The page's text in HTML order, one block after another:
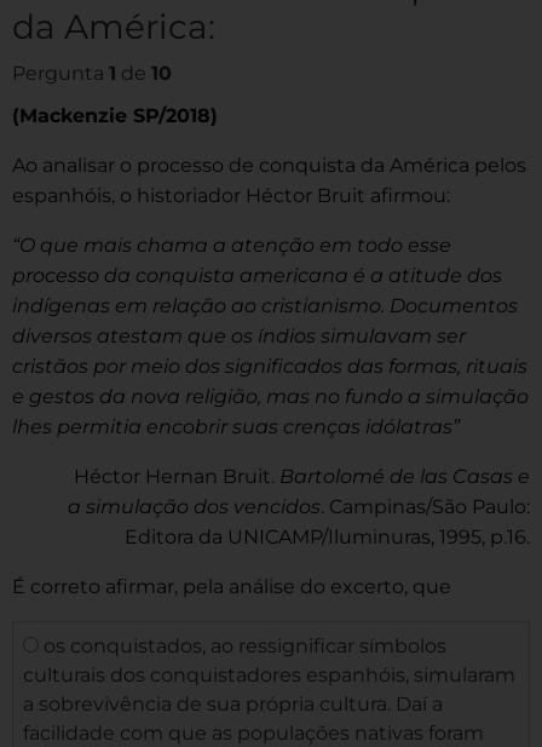
da América:
Pergunta 1 de 10
(Mackenzie SP/2018)
Ao analisar o processo de conquista da América pelos
espanhóis, o historiador Héctor Bruit afirmou:
“O que mais chama a atenção em todo esse
processo da conquista americana é a atitude dos
indígenas em relação ao cristianismo. Documentos
diversos atestam que os índios simulavam ser
cristãos por meio dos significados das formas, rituais
e gestos da nova religião, mas no fundo a simulação
lhes permitia encobrir suas crenças idólatras”
Héctor Hernan Bruit. Bartolomé de las Casas e
a simulação dos vencidos. Campinas/São Paulo:
Editora da UNICAMP/Iluminuras, 1995, p.16.
É correto afirmar, pela análise do excerto, que
os conquistados, ao ressignificar símbolos
culturais dos conquistadores espanhóis, simularam
a sobrevivência de sua própria cultura. Daí a
facilidade com que as populações nativas foram